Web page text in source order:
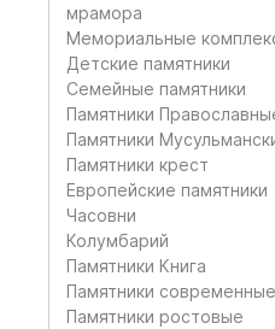
мрамора
Мемориальные
Детские памятники
Семейные памятники
Памятники
Памятники
Памятники крест
Европейские памятники
Часовни
Колумбарий
Памятники Книга
Памятники современные
Памятники ростовые